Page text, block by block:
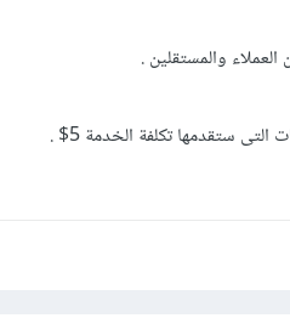
والمستقلين .
ستقدمها تكلفة الخدمة 5$ .